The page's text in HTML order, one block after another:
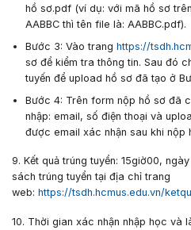
hồ sơ.pdf(ví dụ: với mã hồ sơ
AABBC thì tên file là: AABBC.pdf).
Bước 3: Vào trang https://
sơ để kiểm tra thông tin. Sau đó
tuyến để upload hồ sơ đã tạo ở
Bước 4: Trên form nộp hồ sơ đã
nhập: email, số điện thoại và
được email xác nhận sau khi nộp
9. Kết quả trúng tuyển: 15giờ00,
sách trúng tuyển tại địa chỉ trang
web: https://tsdh.hcmus.edu.vn/
10. Thời gian xác nhận nhập học và